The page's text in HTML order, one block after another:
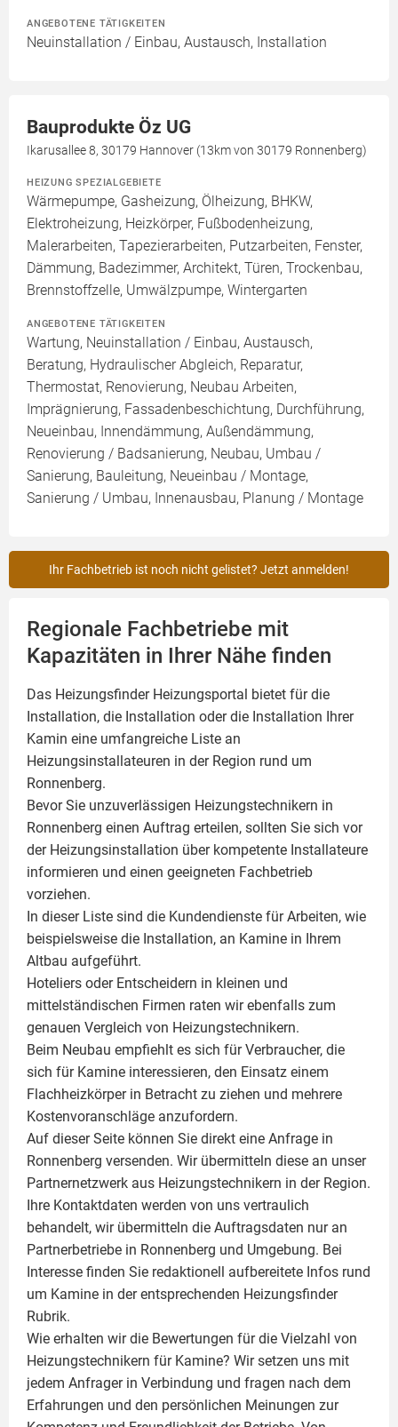
ANGEBOTENE TÄTIGKEITEN
Neuinstallation / Einbau, Austausch, Installation
Bauprodukte Öz UG
Ikarusallee 8, 30179 Hannover (13km von 30179 Ronnenberg)
HEIZUNG SPEZIALGEBIETE
Wärmepumpe, Gasheizung, Ölheizung, BHKW,
Elektroheizung, Heizkörper, Fußbodenheizung,
Malerarbeiten, Tapezierarbeiten, Putzarbeiten, Fenster,
Dämmung, Badezimmer, Architekt, Türen, Trockenbau,
Brennstoffzelle, Umwälzpumpe, Wintergarten
ANGEBOTENE TÄTIGKEITEN
Wartung, Neuinstallation / Einbau, Austausch,
Beratung, Hydraulischer Abgleich, Reparatur,
Thermostat, Renovierung, Neubau Arbeiten,
Imprägnierung, Fassadenbeschichtung, Durchführung,
Neueinbau, Innendämmung, Außendämmung,
Renovierung / Badsanierung, Neubau, Umbau /
Sanierung, Bauleitung, Neueinbau / Montage,
Sanierung / Umbau, Innenausbau, Planung / Montage
Ihr Fachbetrieb ist noch nicht gelistet? Jetzt anmelden!
Regionale Fachbetriebe mit
Kapazitäten in Ihrer Nähe finden
Das Heizungsfinder Heizungsportal bietet für die
Installation, die Installation oder die Installation Ihrer
Kamin eine umfangreiche Liste an
Heizungsinstallateuren in der Region rund um
Ronnenberg.
Bevor Sie unzuverlässigen Heizungstechnikern in
Ronnenberg einen Auftrag erteilen, sollten Sie sich vor
der Heizungsinstallation über kompetente Installateure
informieren und einen geeigneten Fachbetrieb
vorziehen.
In dieser Liste sind die Kundendienste für Arbeiten, wie
beispielsweise die Installation, an Kamine in Ihrem
Altbau aufgeführt.
Hoteliers oder Entscheidern in kleinen und
mittelständischen Firmen raten wir ebenfalls zum
genauen Vergleich von Heizungstechnikern.
Beim Neubau empfiehlt es sich für Verbraucher, die
sich für Kamine interessieren, den Einsatz einem
Flachheizkörperin Betracht zu ziehen und mehrere
Kostenvoranschläge anzufordern.
Auf dieser Seite können Sie direkt eine Anfrage in
Ronnenberg versenden. Wir übermitteln diese an unser
Partnernetzwerk aus Heizungstechnikern in der Region.
Ihre Kontaktdaten werden von uns vertraulich
behandelt, wir übermitteln die Auftragsdaten nur an
Partnerbetriebe in Ronnenberg und Umgebung. Bei
Interesse finden Sie redaktionell aufbereitete Infos rund
um Kamine in der entsprechenden Heizungsfinder
Rubrik.
Wie erhalten wir die Bewertungen für die Vielzahl von
Heizungstechnikern für Kamine? Wir setzen uns mit
jedem Anfrager in Verbindung und fragen nach dem
Erfahrungen und den persönlichen Meinungen zur